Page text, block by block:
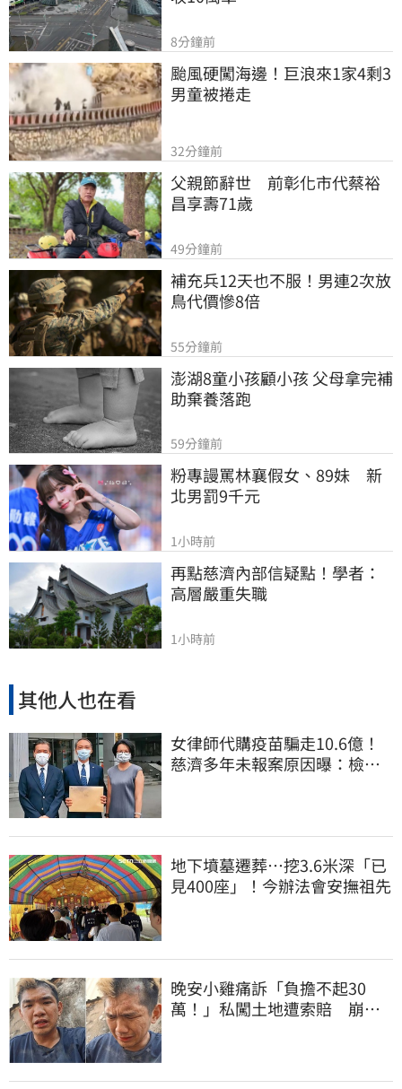
8分鐘前
颱風硬闖海邊！巨浪來1家4剩3
男童被捲走
32分鐘前
父親節辭世　前彰化市代蔡裕
昌享壽71歲
49分鐘前
補充兵12天也不服！男連2次放
鳥代價慘8倍
55分鐘前
澎湖8童小孩顧小孩 父母拿完補
助棄養落跑
59分鐘前
粉專謾罵林襄假女、89妹　新
北男罰9千元
1小時前
再點慈濟內部信疑點！學者：
高層嚴重失職
1小時前
其他人也在看
女律師代購疫苗騙走10.6億！
慈濟多年未報案原因曝：檢警
地下墳墓遷葬…挖3.6米深「已
見400座」！今辦法會安撫祖先
晚安小雞痛訴「負擔不起30
萬！」私闖土地遭索賠 崩